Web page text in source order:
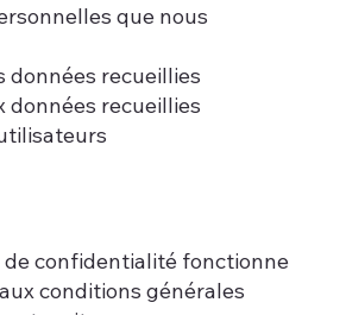
confidentialité fonctionne
conditions générales
que nous
données recueillies
données recueillies